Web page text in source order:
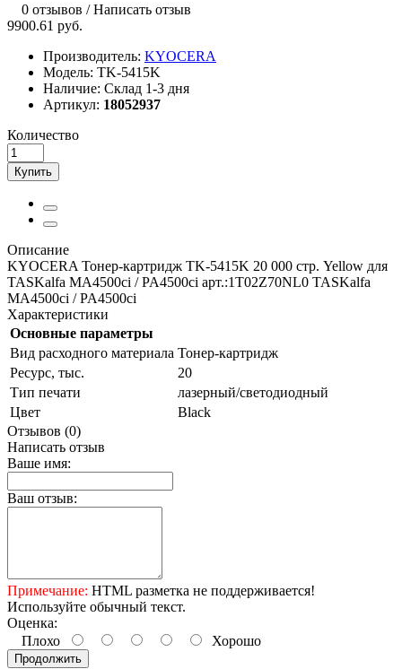
0 отзывов /Написать отзыв
9900.61 руб.
Производитель: KYOCERA
Модель: TK-5415K
Наличие: Склад 1-3 дня
Артикул: 18052937
Количество
Купить
Описание
KYOCERA Тонер-картридж TK-5415K 20 000 стр. Yellow для
TASKalfa MA4500ci / PA4500ci арт.:1T02Z70NL0 TASKalfa
MA4500ci / PA4500ci
Характеристики
Основные параметры
Вид расходного материала Тонер-картридж
Ресурс, тыс.
20
Тип печати
лазерный/светодиодный
Цвет
Black
Отзывов (0)
Написать отзыв
Ваше имя:
Ваш отзыв:
Примечание: HTML разметка не поддерживается!
Используйте обычный текст.
Оценка:
Плохо
Хорошо
Продолжить